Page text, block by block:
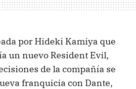
por Hideki Kamiya que
un nuevo Resident Evil,
de la compañía se
franquicia con Dante,